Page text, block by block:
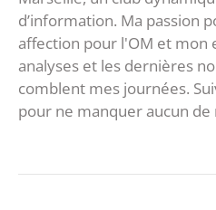
d’information. Ma passion
affection pour l'OM et mon
analyses et les dernières
comblent mes journées.
pour ne manquer aucun de